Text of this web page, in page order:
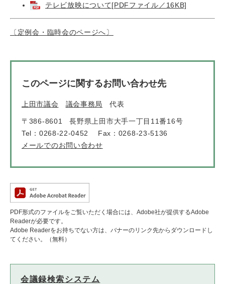
テレビ放映について[PDFファイル／16KB]
〔定例会・臨時会のページへ〕
このページに関するお問い合わせ先
上田市議会 議会事務局 代表
〒386-8601
長野県上田市大手一丁目11番16号
Tel：0268-22-0452
Fax：0268-23-5136
メールでのお問い合わせ
PDF形式のファイルをご覧いただく場合には、Adobe社が提供するAdobe
Readerが必要です。
Adobe Readerをお持ちでない方は、バナーのリンク先からダウンロードし
てください。（無料）
会議録検索システム